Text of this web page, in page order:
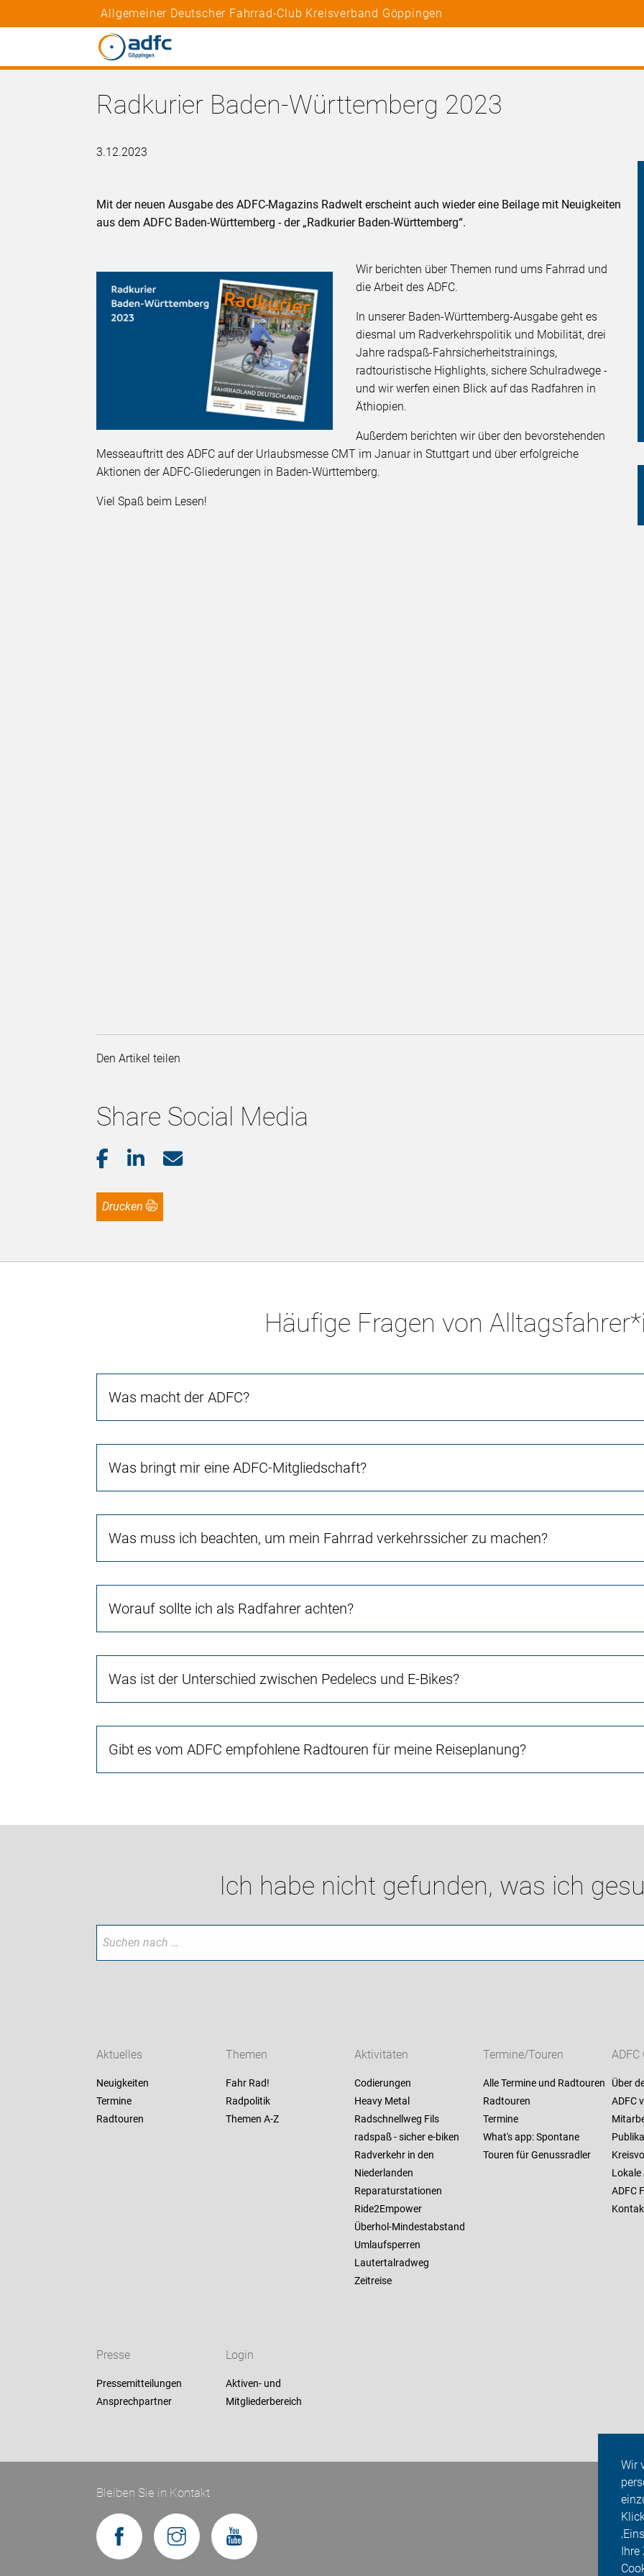
Wir
Ihre
Allgemeiner Deutscher Fahrrad-Club Kreisverband Göppingen
Radkurier Baden-Württemberg 2023
3.12.2023
Mit der neuen Ausgabe des ADFC-Magazins Radwelt erscheint auch wieder eine Beilage mit Neuigkeiten
aus dem ADFC Baden-Württemberg - der „Radkurier Baden-Württemberg“.
Wir berichten über Themen rund ums Fahrrad und
die Arbeit des ADFC.
In unserer Baden-Württemberg-Ausgabe geht es
diesmal um Radverkehrspolitik und Mobilität, drei
Jahre radspaß-Fahrsicherheitstrainings,
radtouristische Highlights, sichere Schulradwege -
und wir werfen einen Blick auf das Radfahren in
Äthiopien.
Außerdem berichten wir über den bevorstehenden
Messeauftritt des ADFC auf der Urlaubsmesse CMT im Januar in Stuttgart und über erfolgreiche
Aktionen der ADFC-Gliederungen in Baden-Württemberg.
Viel Spaß beim Lesen!
Den Artikel teilen
Share Social Media
Drucken
Häufige Fragen von
Was macht der ADFC?
Was bringt mir eine ADFC-Mitgliedschaft?
Was muss ich beachten, um mein Fahrrad verkehrssicher zu machen?
Worauf sollte ich als Radfahrer achten?
Was ist der Unterschied zwischen Pedelecs und E-Bikes?
Gibt es vom ADFC empfohlene Radtouren für meine Reiseplanung?
Ich habe nicht gefunden, was ich
Aktuelles
Neuigkeiten
Termine
Radtouren
Themen
Fahr Rad!
Radpolitik
Themen A-Z
Aktivitäten
Codierungen
Heavy Metal
Radschnellweg Fils
radspaß - sicher e-biken
Radverkehr in den
Niederlanden
Reparaturstationen
Ride2Empower
Überhol-Mindestabstand
Umlaufsperren
Lautertalradweg
Zeitreise
Termine/Touren
Alle Termine und Radtouren
Radtouren
Termine
What's app: Spontane
Touren für Genussradler
ADFC
Über
ADFC
ADFC
Presse
Pressemitteilungen
Ansprechpartner
Login
Aktiven- und
Mitgliederbereich
Bleiben Sie in Kontakt